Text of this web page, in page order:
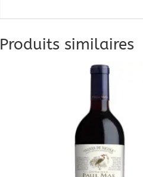
Produits similaires